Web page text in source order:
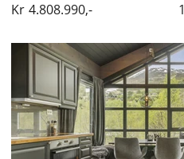
Kr 4.808.990,-